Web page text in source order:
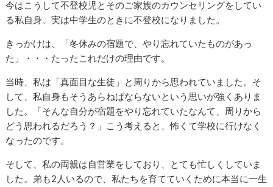
今はこうして不登校児とそのご家族のカウンセリングをしてい
る私自身、実は中学生のときに不登校になりました。
きっかけは、「冬休みの宿題で、やり忘れていたものがあっ
た」・・・たったこれだけの理由です。
当時、私は「真面目な生徒」と周りから思われていました。そ
して、私自身もそうあらねばならないという思いが強くありま
した。「そんな自分が宿題をやり忘れていたなんて、周りから
どう思われるだろう？」こう考えると、怖くて学校に行けなく
なったのです。
そして、私の両親は自営業をしており、とても忙しくしていま
した。弟も2人いるので、私たちを育てていくために本当に一生